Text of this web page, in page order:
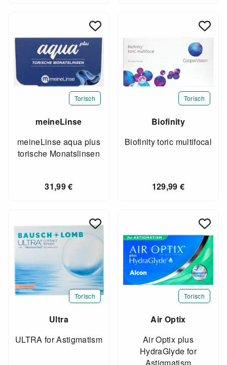
Torisch
meineLinse
meineLinse aqua plus
torische Monatslinsen
31,99€
Torisch
Biofinity
Biofinity toric multifocal
129,99€
Torisch
Ultra
ULTRA for Astigmatism
Torisch
Air Optix
Air Optix plus
HydraGlyde for
Astigmatism